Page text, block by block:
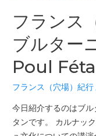
フラン
ブルター
Poul
フランス（穴場）紀行
今日紹介するのはブ
タンです。 カルナッ